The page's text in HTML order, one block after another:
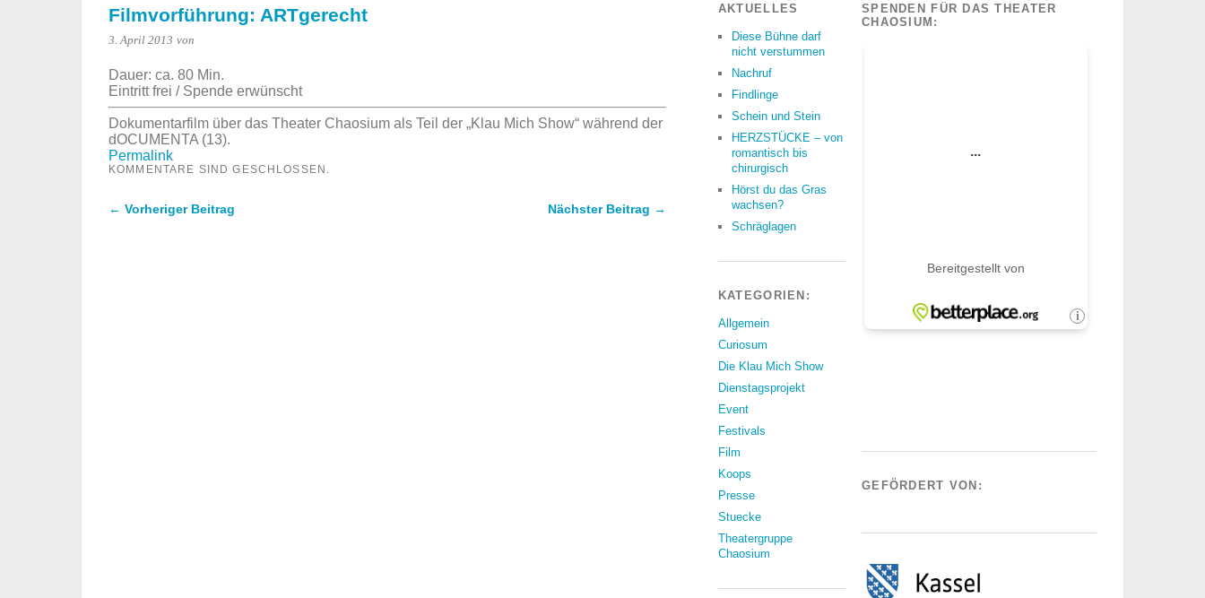
Filmvorführung: ARTgerecht
3. April 2013 von
Dauer: ca. 80 Min.
Eintritt frei / Spende erwünscht
Dokumentarfilm über das Theater Chaosium als Teil der „Klau Mich Show“ während der
dOCUMENTA (13).
Permalink
KOMMENTARE SIND GESCHLOSSEN.
← Vorheriger Beitrag Nächster Beitrag →
AKTUELLES
Diese Bühne darf
nicht verstummen
Nachruf
Findlinge
Schein und Stein
HERZSTÜCKE – von
romantisch bis
chirurgisch
Hörst du das Gras
wachsen?
Schräglagen
KATEGORIEN:
Allgemein
Curiosum
Die Klau Mich Show
Dienstagsprojekt
Event
Festivals
Film
Koops
Presse
Stuecke
Theatergruppe
Chaosium
SPENDEN FÜR DAS THEATER
CHAOSIUM:
GEFÖRDERT VON: